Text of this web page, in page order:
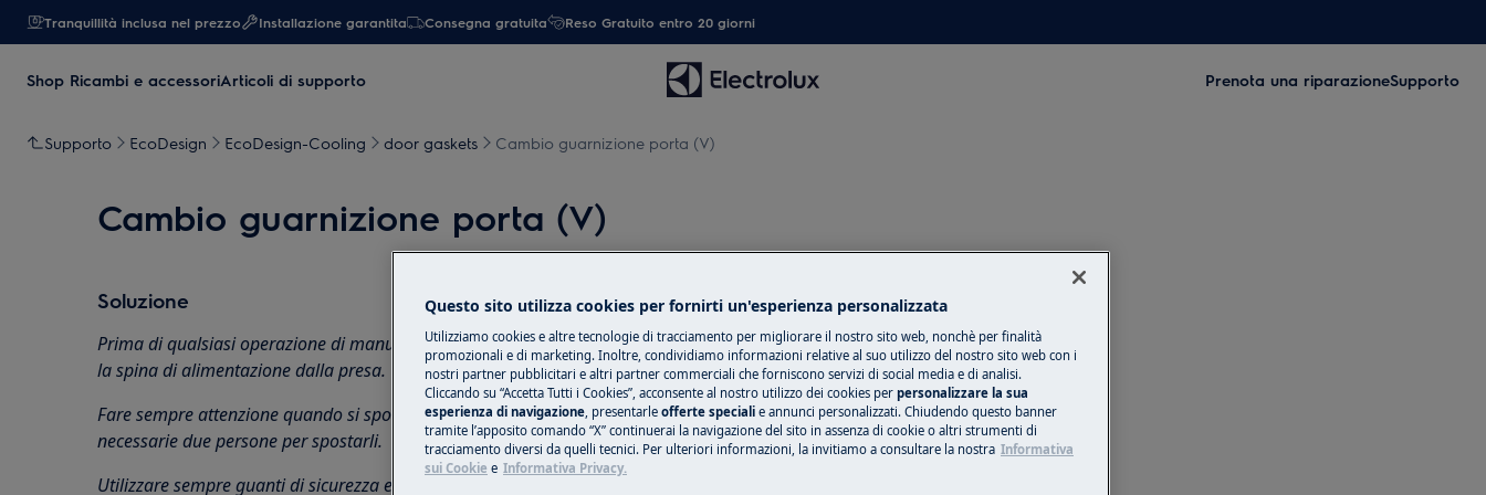
Tranquillità inclusa nel prezzo Installazione garantita Consegna gratuita Reso Gratuito entro 20 giorni
Shop Ricambi e accessoriArticoli di supporto Prenota una riparazioneSupporto
Supporto EcoDesign EcoDesign-Cooling door gaskets Cambio guarnizione porta (V)
Cambio guarnizione porta (V)
Soluzione
Prima di qualsiasi operazione di manutenzione, disattivare l'apparecchiatura e scollegare
la spina di alimentazione dallapresa.
Fare sempre attenzione quando si spostano apparecchi, per apparecchi pesanti sono
necessarie due persone per spostarli.
Utilizzare sempre guanti di sicurezza e calzature chiuse.
Questo sito utilizza cookies per fornirti un'esperienza personalizzata
Utilizziamo cookies e altre tecnologie di tracciamento per migliorare il nostro sito web, nonchè per finalità
promozionali e di marketing. Inoltre, condividiamo informazioni relative al suo utilizzo del nostro sito web con i
nostri partner pubblicitari e altri partner commerciali che forniscono servizi di social media e di analisi.
Cliccando su “Accetta Tutti i Cookies”, acconsente al nostro utilizzo dei cookies per personalizzare la sua
esperienza di navigazione, presentarle offerte speciali e annunci personalizzati. Chiudendo questo banner
tramite l’apposito comando “X” continuerai la navigazione del sito in assenza di cookie o altri strumenti di
tracciamento diversi da quelli tecnici. Per ulteriori informazioni, la invitiamo a consultare la nostra Informativa
sui Cookie e Informativa Privacy.